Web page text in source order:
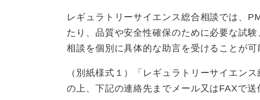
レギュラトリーサイエンス総合相談では、
たり、品質や安全性確保のために必要な試
相談を個別に具体的な助言を受けることが可
（別紙様式１）「レギュラトリーサイエン
の上、下記の連絡先までメール又はFAXで送